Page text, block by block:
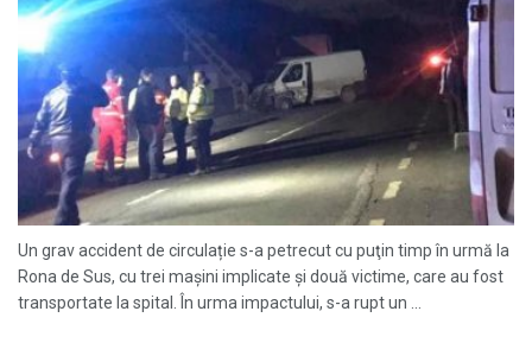
Un grav accident de circulație s-a petrecut cu puţin timp în urmă la
Rona de Sus, cu trei maşini implicate şi două victime, care au fost
transportate la spital. În urma impactului, s-a rupt un ...